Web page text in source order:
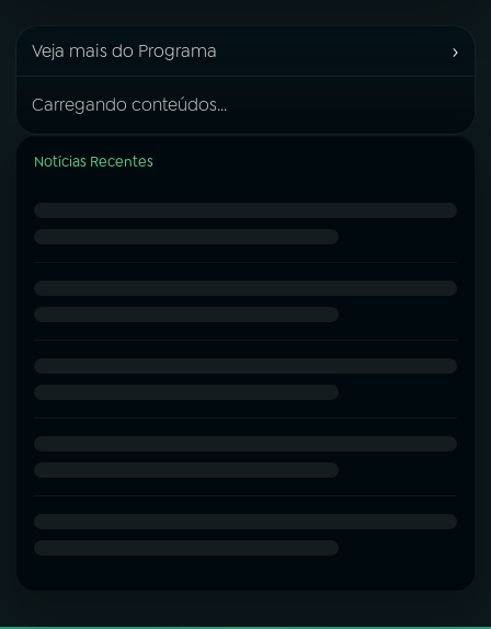
Veja mais do Programa ›
Carregando conteúdos...
Notícias Recentes